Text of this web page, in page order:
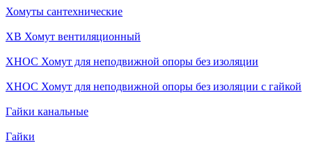
Хомуты сантехнические
ХВ Хомут вентиляционный
ХНОС Хомут для неподвижной опоры без изоляции
ХНОС Хомут для неподвижной опоры без изоляции с гайкой
Гайки канальные
Гайки